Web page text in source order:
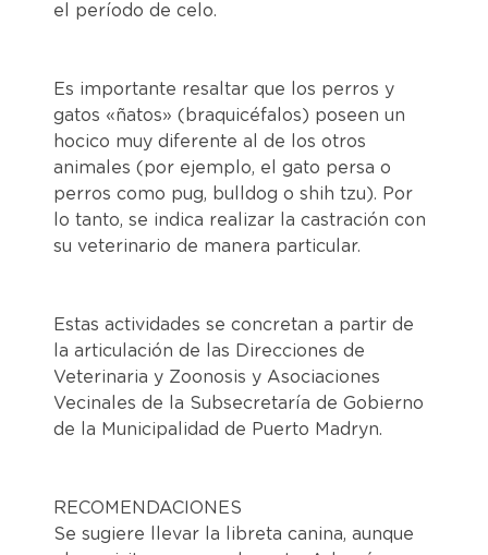
el período de celo.
Es importante resaltar que los perros y
gatos «ñatos» (braquicéfalos) poseen un
hocico muy diferente al de los otros
animales (por ejemplo, el gato persa o
perros como pug, bulldog o shih tzu). Por
lo tanto, se indica realizar la castración con
su veterinario de manera particular.
Estas actividades se concretan a partir de
la articulación de las Direcciones de
Veterinaria y Zoonosis y Asociaciones
Vecinales de la Subsecretaría de Gobierno
de la Municipalidad de Puerto Madryn.
RECOMENDACIONES
Se sugiere llevar la libreta canina, aunque